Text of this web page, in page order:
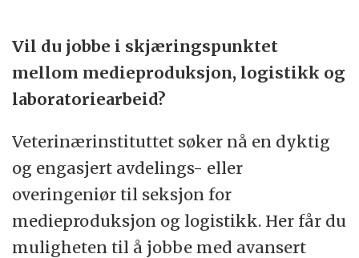
Instituttets visjon "God helse hos dyr, fisk
og mennesker" skal nås gjennom tydelige
mål og gjennom et strategisk, faglig
samarbeide med partnere i over 40 land i
tillegg til Norge.
Instituttet avdekker og avverger
smittsomme sykdommer og andre trusler
Vil du jobbe i skjæringspunktet
mellom medieproduksjon, logistikk og
laboratoriearbeid?
Veterinærinstituttet søker nå en dyktig
og engasjert avdelings- eller
overingeniør til seksjon for
medieproduksjon og logistikk. Her får du
muligheten til å jobbe med avansert